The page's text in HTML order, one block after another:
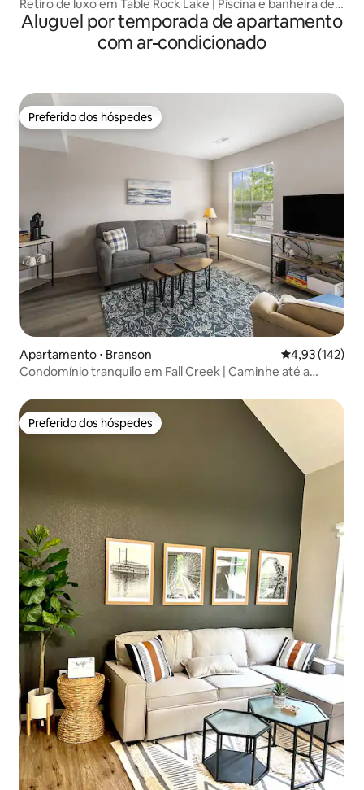
Retiro de luxo em Table Rock Lake | Piscina e banheira de
hidromassagem
Aluguel por temporada de apartamento
com ar-condicionado
Preferido dos hóspedes
Preferido dos hóspedes
Apartamento ⋅ Branson 4,93 de uma
4,93 (142)
Condomínio tranquilo em Fall Creek | Caminhe até a
Preferido dos hóspedes
Preferido dos hóspedes